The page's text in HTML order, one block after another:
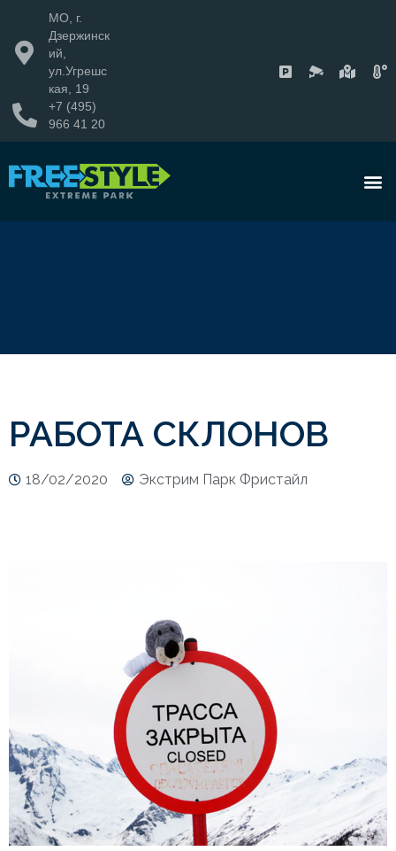
МО, г.
Дзержинск
ий,
ул.Угрешс
кая, 19
+7 (495)
966 41 20
РАБОТА СКЛОНОВ
18/02/2020 Экстрим Парк Фристайл